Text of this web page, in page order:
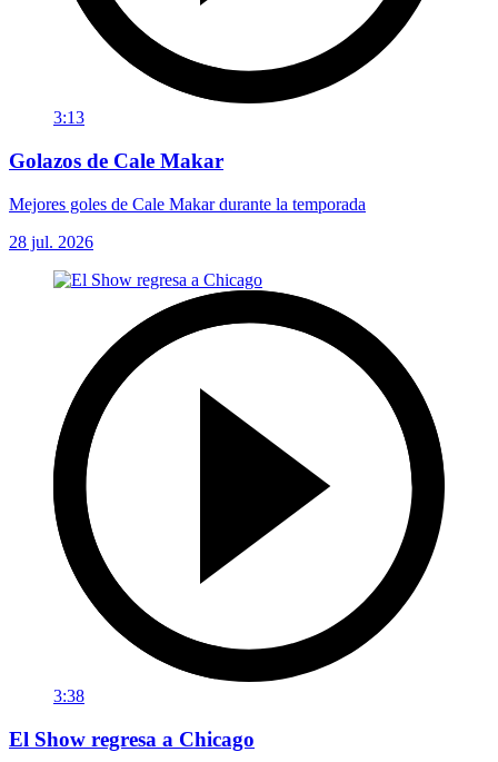
3:13
Golazos de Cale Makar
Mejores goles de Cale Makar durante la temporada
28 jul. 2026
3:38
El Show regresa a Chicago